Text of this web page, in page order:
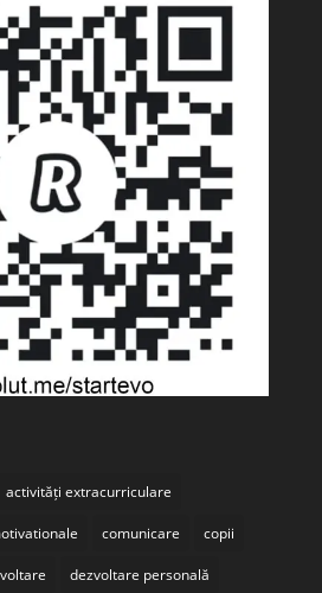
activități extracurriculare
comunicare copii
dezvoltare personală